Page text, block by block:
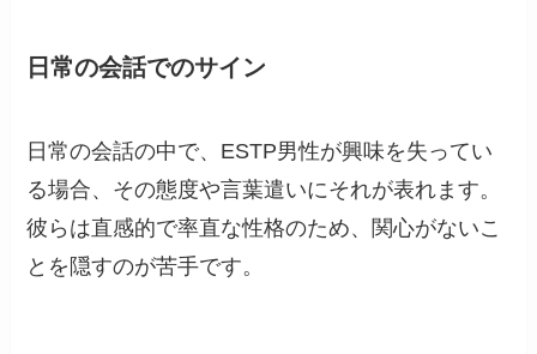
日常の会話でのサイン
日常の会話の中で、ESTP男性が興味を失ってい
る場合、その態度や言葉遣いにそれが表れます。
彼らは直感的で率直な性格のため、関心がないこ
とを隠すのが苦手です。